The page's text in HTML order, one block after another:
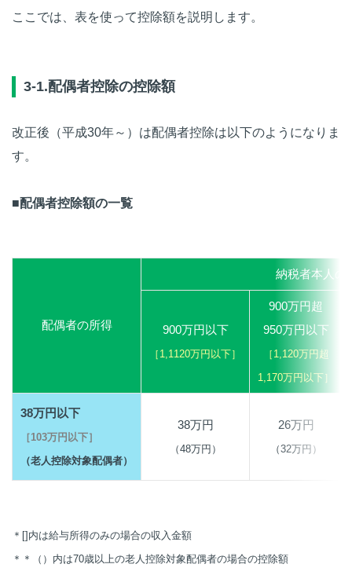
ここでは、表を使って控除額を説明します。
3-1.配偶者控除の控除額
改正後（平成30年～）は配偶者控除は以下のようになりま
す。
■配偶者控除額の一覧
配偶者の所得
納税者本人の
900万円以下
［1,1120万円以下］
900万円超
950万円以下
［1,120万円超
1,170万円以下］
38万円以下
［103万円以下］
（老人控除対象配偶者）
38万円
（48万円）
26万円
（32万円）
＊[]内は給与所得のみの場合の収入金額
＊＊（）内は70歳以上の老人控除対象配偶者の場合の控除額